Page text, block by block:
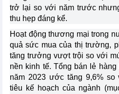
trở lại so với năm trước
thu hẹp đáng kể.
Hoạt động thương mại trong
quả sức mua của thị trường,
tăng trưởng vượt trội so với
nền kinh tế. Tổng bán lẻ
năm 2023 ước tăng 9,6%
tiêu kế hoạch của ngành